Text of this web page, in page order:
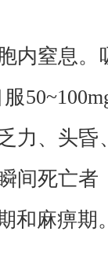
窒息。
力、头昏
间死亡
和麻痹期